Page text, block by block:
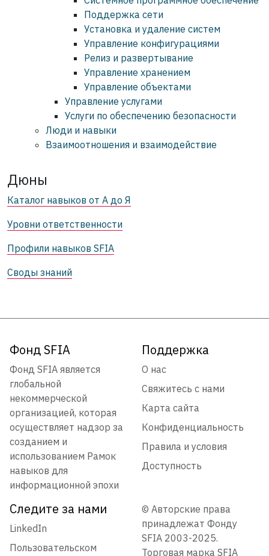
Поддержка сети
Установка и удаление систем
Управление конфигурациями
Релиз и развертывание
Управление хранением
Управление объектами
Управление услугами
Услуги по обеспечению безопасности
Люди и навыки
Взаимоотношения и взаимодействие
Дюны
Каталог навыков от А до Я
Уровни ответственности
Профили навыков SFIA
Своды знаний
Фонд SFIA
Фонд SFIA является
глобальной
некоммерческой
организацией, которая
осуществляет надзор за
созданием и
использованием Рамок
навыков для
информационной эпохи
Поддержка
О нас
Свяжитесь с нами
Карта сайта
Конфиденциальность
Правила и условия
Доступность
Следите за нами
LinkedIn
Пользовательском
© Авторские права
принадлежат Фонду
SFIA 2003-2025.
Торговая марка SFIA